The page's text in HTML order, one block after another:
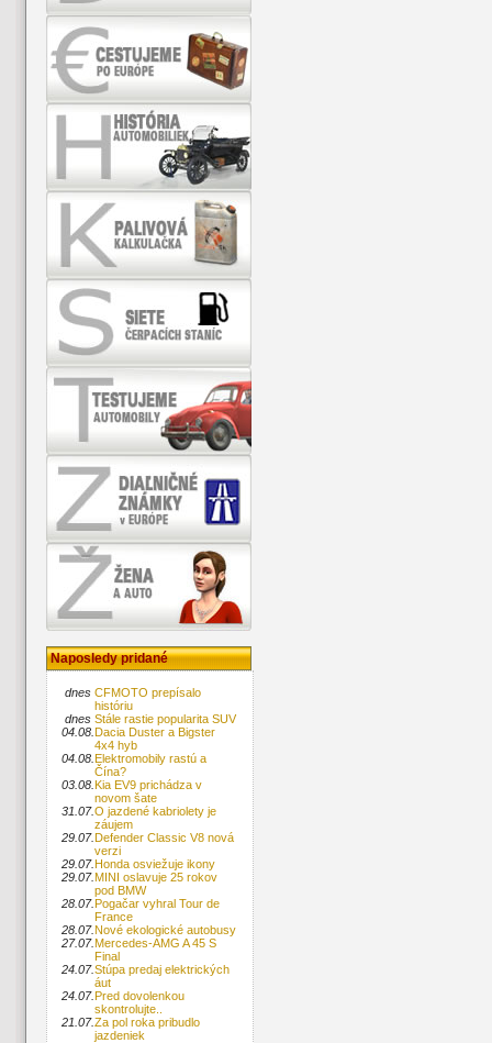
Naposledy pridané
dnes CFMOTO prepísalo
históriu
dnes Stále rastie popularita SUV
04.08.Dacia Duster a Bigster
4x4 hyb
04.08.Elektromobily rastú a
Čína?
03.08.Kia EV9 prichádza v
novom šate
31.07.O jazdené kabriolety je
záujem
29.07.Defender Classic V8 nová
verzi
29.07.Honda osviežuje ikony
29.07.MINI oslavuje 25 rokov
pod BMW
28.07.Pogačar vyhral Tour de
France
28.07.Nové ekologické autobusy
27.07.Mercedes-AMG A 45 S
Final
24.07.Stúpa predaj elektrických
áut
24.07.Pred dovolenkou
skontrolujte..
21.07.Za pol roka pribudlo
jazdeniek